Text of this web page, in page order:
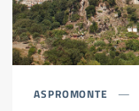
ASPROMONTE